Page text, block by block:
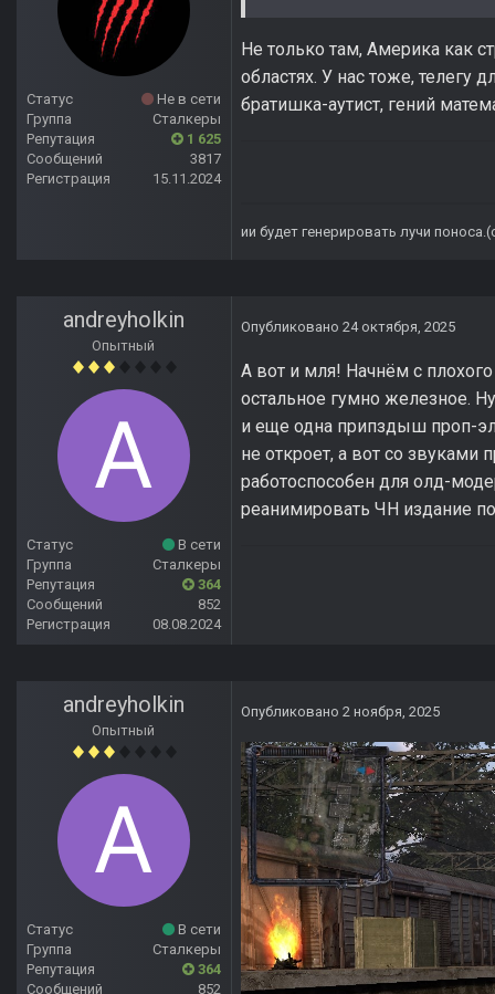
Статус
Не в сети
Группа
Сталкеры
Репутация
1 625
Сообщений
3817
Регистрация
15.11.2024
Не только там, Америка как
областях. У нас тоже,
братишка-аутист, гений
ии будет генерировать лучи
andreyholkin
Опытный
Статус
В сети
Группа
Сталкеры
Репутация
364
Сообщений
852
Регистрация
08.08.2024
Опубликовано 24 октября, 2025
А вот и мля! Начнём с
остальное гумно железное.
и еще одна припздыш проп-
не откроет, а вот со
работоспособен для олд-
реанимировать ЧН издание
andreyholkin
Опытный
Статус
В сети
Группа
Сталкеры
Репутация
364
Сообщений
852
Опубликовано 2 ноября, 2025